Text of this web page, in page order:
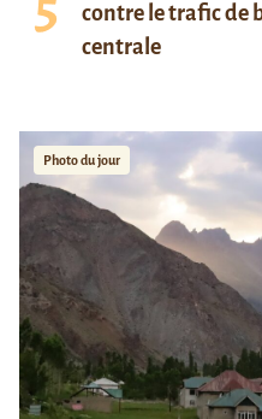
contre le trafic de
centrale
Photo du jour